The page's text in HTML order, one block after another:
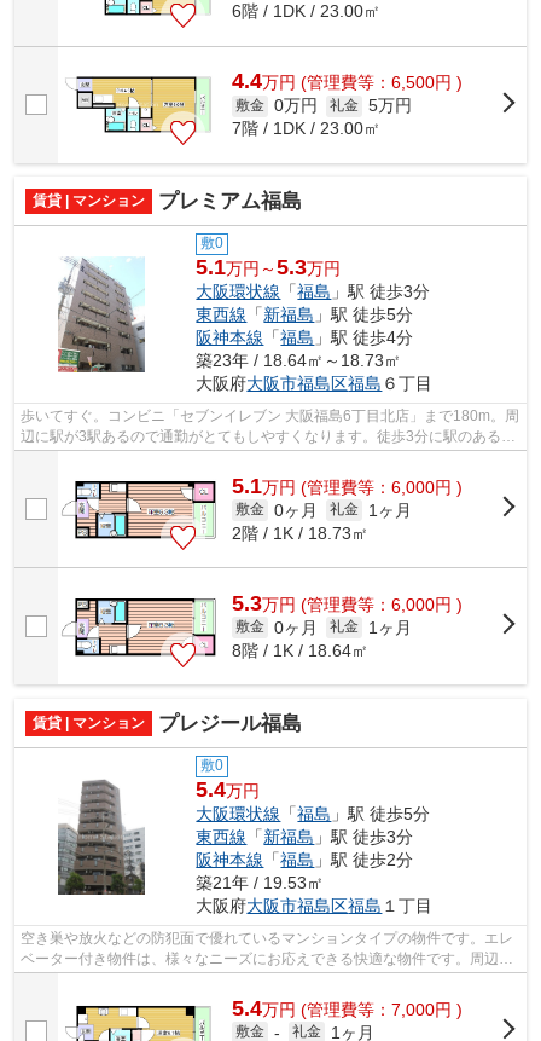
6階 / 1DK / 23.00㎡
4.4万円 (管理費等：6,500円 )
敷金 0万円 礼金 5万円
7階 / 1DK / 23.00㎡
賃貸 | マンション プレミアム福島
敷0
5.1万円～5.3万円
大阪環状線 「福島 」駅 徒歩3分
東西線 「新福島 」駅 徒歩5分
阪神本線 「福島 」駅 徒歩4分
築23年 / 18.64㎡～18.73㎡
大阪府大阪市福島区福島 ６丁目
歩いてすぐ。コンビニ「セブンイレブン 大阪福島6丁目北店」まで180m。周
辺に駅が3駅あるので通勤がとてもしやすくなります。徒歩3分に駅のある、
5.1万円 (管理費等：6,000円 )
敷金 0ヶ月 礼金
1ヶ月
2階 / 1K / 18.73㎡
5.3万円 (管理費等：6,000円 )
敷金 0ヶ月 礼金
1ヶ月
8階 / 1K / 18.64㎡
賃貸 | マンション プレジール福島
敷0
5.4万円
大阪環状線 「福島 」駅 徒歩5分
東西線 「新福島 」駅 徒歩3分
阪神本線 「福島 」駅 徒歩2分
築21年 / 19.53㎡
大阪府大阪市福島区福島 １丁目
空き巣や放火などの防犯面で優れているマンションタイプの物件です。エレ
ベーター付き物件は、様々なニーズにお応えできる快適な物件です。周辺環
5.4万円 (管理費等：7,000円 )
敷金 - 礼金 1ヶ月